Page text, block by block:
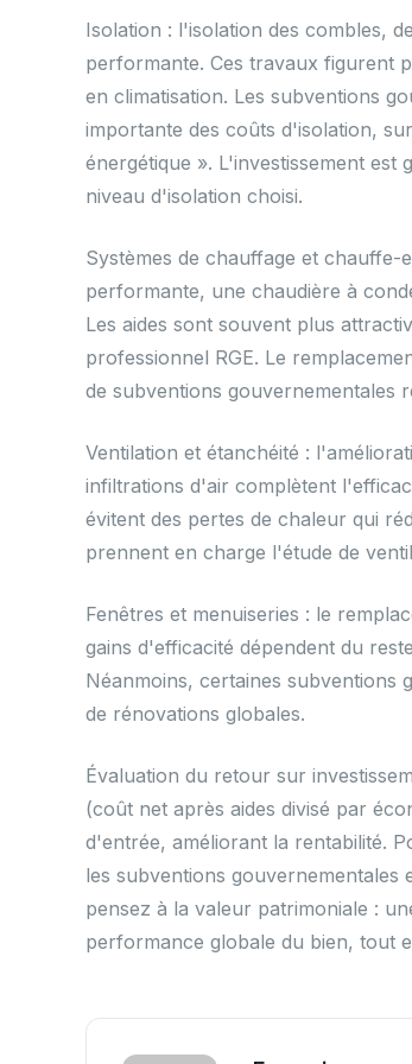
Isolation : l'isolation des combles,
performante. Ces travaux figurent
en climatisation. Les subventions
importante des coûts d'isolation,
énergétique ». L'investissement
niveau d'isolation choisi.
Systèmes de chauffage et
performante, une chaudière à
Les aides sont souvent plus
professionnel RGE. Le
de subventions gouvernementales
Ventilation et étanchéité :
infiltrations d'air complètent
évitent des pertes de chaleur qui
prennent en charge l'étude de
Fenêtres et menuiseries : le
gains d'efficacité dépendent du
Néanmoins, certaines subventions
de rénovations globales.
Évaluation du retour sur
(coût net après aides divisé par
d'entrée, améliorant la rentabilité.
les subventions gouvernementales
pensez à la valeur patrimoniale :
performance globale du bien, tout